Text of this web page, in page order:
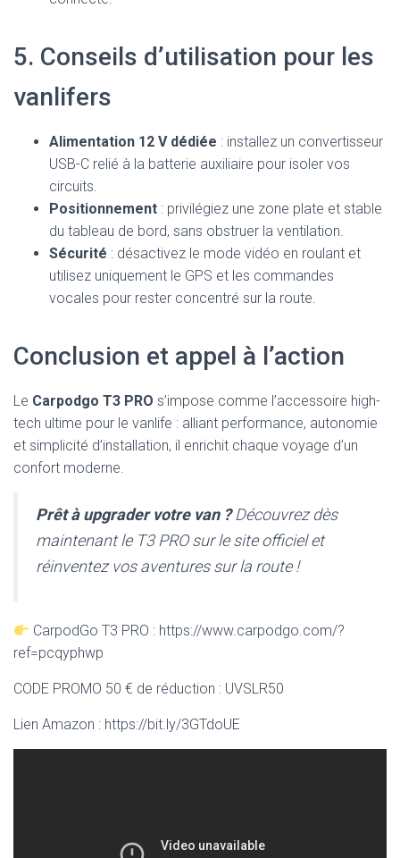
5. Conseils d’utilisation pour les
vanlifers
Alimentation 12 V dédiée : installez un convertisseur
USB-C relié à la batterie auxiliaire pour isoler vos
circuits.
Positionnement : privilégiez une zone plate et stable
du tableau de bord, sans obstruer la ventilation.
Sécurité : désactivez le mode vidéo en roulant et
utilisez uniquement le GPS et les commandes
vocales pour rester concentré sur la route.
Conclusion et appel à l’action
Le Carpodgo T3 PRO s’impose comme l’accessoire high-
tech ultime pour le vanlife : alliant performance, autonomie
et simplicité d’installation, il enrichit chaque voyage d’un
confort moderne.
Prêt à upgrader votre van ?Découvrez dès
maintenant le T3 PRO sur le site officiel et
réinventez vos aventures sur la route !
CarpodGo T3 PRO : https://www.carpodgo.com/?
ref=pcqyphwp
CODE PROMO 50 € de réduction : UVSLR50
Lien Amazon : https://bit.ly/3GTdoUE